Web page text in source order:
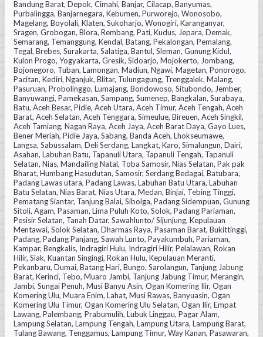
Bandung Barat, Depok, Cimahi, Banjar, Cilacap, Banyumas,
Purbalingga, Banjarnegara, Kebumen, Purworejo, Wonosobo,
Magelang, Boyolali, Klaten, Sukoharjo, Wonogiri, Karanganyar,
Sragen, Grobogan, Blora, Rembang, Pati, Kudus, Jepara, Demak,
Semarang, Temanggung, Kendal, Batang, Pekalongan, Pemalang,
Tegal, Brebes, Surakarta, Salatiga, Bantul, Sleman, Gunung Kidul,
Kulon Progo, Yogyakarta, Gresik, Sidoarjo, Mojokerto, Jombang,
Bojonegoro, Tuban, Lamongan, Madiun, Ngawi, Magetan, Ponorogo,
Pacitan, Kediri, Nganjuk, Blitar, Tulungagung, Trenggalek, Malang,
Pasuruan, Probolinggo, Lumajang, Bondowoso, Situbondo, Jember,
Banyuwangi, Pamekasan, Sampang, Sumenep, Bangkalan, Surabaya,
Batu, Aceh Besar, Pidie, Aceh Utara, Aceh Timur, Aceh Tengah, Aceh
Barat, Aceh Selatan, Aceh Tenggara, Simeulue, Bireuen, Aceh Singkil,
Aceh Tamiang, Nagan Raya, Aceh Jaya, Aceh Barat Daya, Gayo Lues,
Bener Meriah, Pidie Jaya, Sabang, Banda Aceh, Lhokseumawe,
Langsa, Sabussalam, Deli Serdang, Langkat, Karo, Simalungun, Dairi,
Asahan, Labuhan Batu, Tapanuli Utara, Tapanuli Tengah, Tapanuli
Selatan, Nias, Mandailing Natal, Toba Samosir, Nias Selatan, Pak pak
Bharat, Humbang Hasudutan, Samosir, Serdang Bedagai, Batubara,
Padang Lawas utara, Padang Lawas, Labuhan Batu Utara, Labuhan
Batu Selatan, Nias Barat, Nias Utara, Medan, Binjai, Tebing Tinggi,
Pematang Siantar, Tanjung Balai, Sibolga, Padang Sidempuan, Gunung
Sitoli, Agam, Pasaman, Lima Puluh Koto, Solok, Padang Pariaman,
Pesisir Selatan, Tanah Datar, Sawahlunto/ Sijunjung, Kepulauan
Mentawai, Solok Selatan, Dharmas Raya, Pasaman Barat, Bukittinggi,
Padang, Padang Panjang, Sawah Lunto, Payakumbuh, Pariaman,
Kampar, Bengkalis, Indragiri Hulu, Indragiri Hilir, Pelalawan, Rokan
Hilir, Siak, Kuantan Singingi, Rokan Hulu, Kepulauan Meranti,
Pekanbaru, Dumai, Batang Hari, Bungo, Sarolangun, Tanjung Jabung
Barat, Kerinci, Tebo, Muaro Jambi, Tanjung Jabung Timur, Merangin,
Jambi, Sungai Penuh, Musi Banyu Asin, Ogan Komering Ilir, Ogan
Komering Ulu, Muara Enim, Lahat, Musi Rawas, Banyuasin, Ogan
Komering Ulu Timur, Ogan Komering Ulu Selatan, Ogan Ilir, Empat
Lawang, Palembang, Prabumulih, Lubuk Linggau, Pagar Alam,
Lampung Selatan, Lampung Tengah, Lampung Utara, Lampung Barat,
Tulang Bawang, Tenggamus, Lampung Timur, Way Kanan, Pasawaran,